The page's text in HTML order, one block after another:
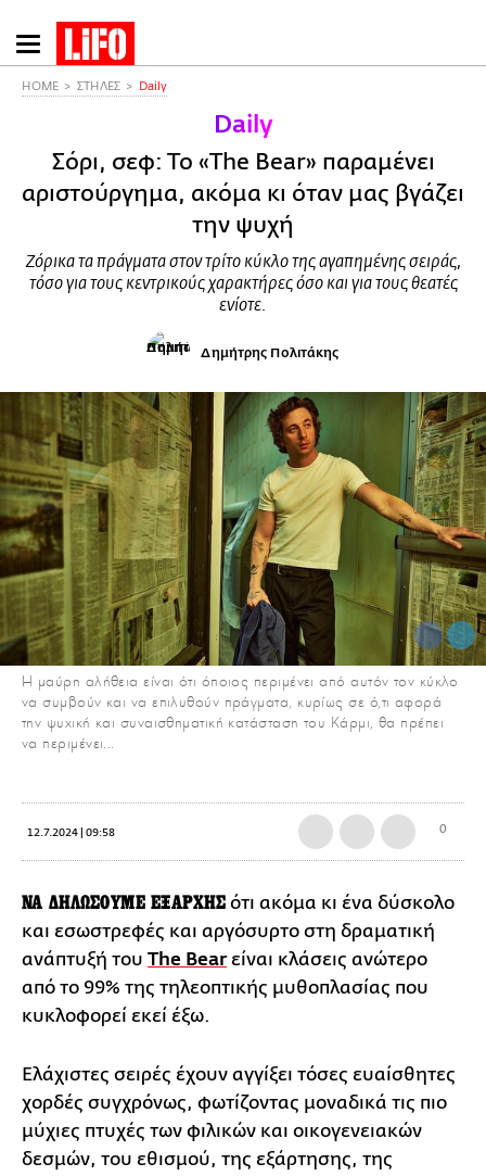
Παράκαμψη
προς
HOME ΣΤΗΛΕΣ Daily
Daily
Σόρι, σεφ: Το «The Bear» παραμένει
αριστούργημα, ακόμα κι όταν μας βγάζει
την ψυχή
Ζόρικα τα πράγματα στον τρίτο κύκλο της αγαπημένης σειράς,
τόσο για τους κεντρικούς χαρακτήρες όσο και για τους θεατές
ενίοτε.
Δημήτρης Πολιτάκης
Η μαύρη αλήθεια είναι ότι όποιος περιμένει από αυτόν τον κύκλο
να συμβούν και να επιλυθούν πράγματα, κυρίως σε ό,τι αφορά
την ψυχική και συναισθηματική κατάσταση του Κάρμι, θα πρέπει
να περιμένει...
12.7.2024 | 09:58 0
ΝΑ ΔΗΛΩΣΟΥΜΕ ΕΞΑΡΧΗΣ ότι ακόμα κι ένα δύσκολο
και εσωστρεφές και αργόσυρτο στη δραματική
ανάπτυξή του The Bearείναι κλάσεις ανώτερο
από το 99% της τηλεοπτικής μυθοπλασίας που
κυκλοφορεί εκεί έξω.
Ελάχιστες σειρές έχουν αγγίξει τόσες ευαίσθητες
χορδές συγχρόνως, φωτίζοντας μοναδικά τις πιο
μύχιες πτυχές των φιλικών και οικογενειακών
δεσμών, του εθισμού, της εξάρτησης, της